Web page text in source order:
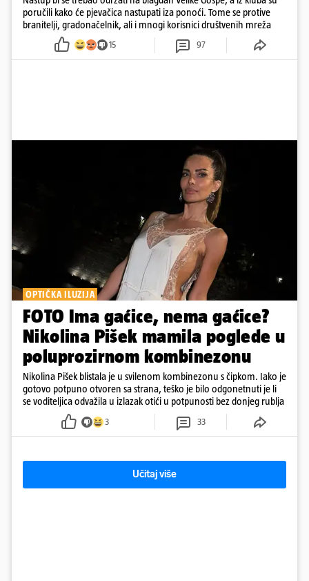
poručili kako će pjevačica nastupati iza ponoći. Tome se protive
branitelji, gradonačelnik, ali i mnogi korisnici društvenih mreža
15 97
OPTIČKA ILUZIJA
FOTO Ima gaćice, nema gaćice?
Nikolina Pišek mamila poglede u
poluprozirnom kombinezonu
Nikolina Pišek blistala je u svilenom kombinezonu s čipkom. Iako je
gotovo potpuno otvoren sa strana, teško je bilo odgonetnuti je li
se voditeljica odvažila u izlazak otići u potpunosti bez donjeg rublja
3 33
Učitaj više